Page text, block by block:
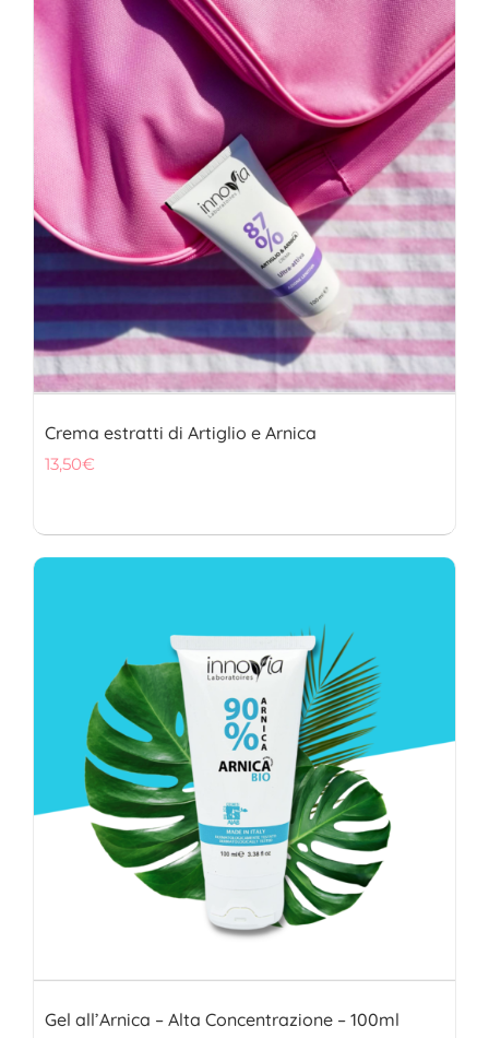
Crema estratti di Artiglio e Arnica
13,50€
Gel all’Arnica – Alta Concentrazione – 100ml